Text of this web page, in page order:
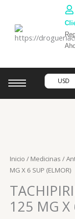
contenido
USD
Inicio / Medicinas /
MG X 6 SUP (ELMOR)
125 MG X